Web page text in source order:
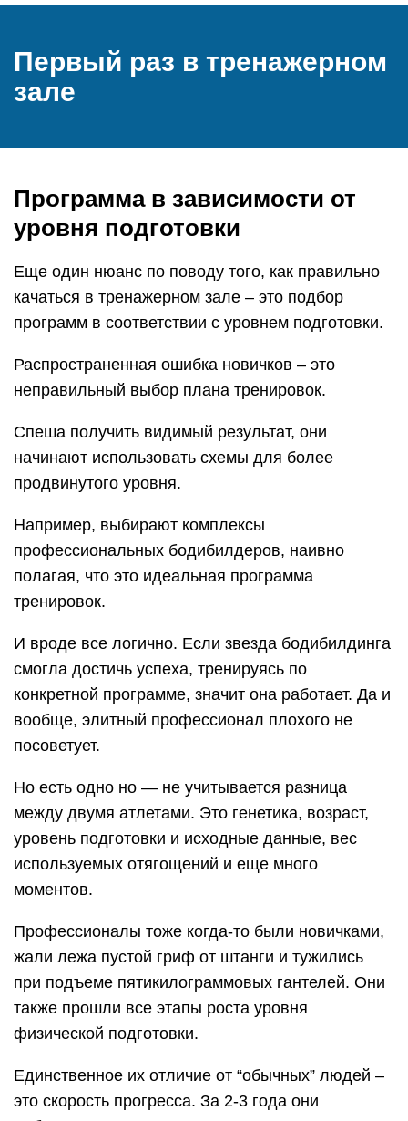
Первый раз в тренажерном
зале
Программа в зависимости от
уровня подготовки
Еще один нюанс по поводу того, как правильно
качаться в тренажерном зале – это подбор
программ в соответствии с уровнем подготовки.
Распространенная ошибка новичков – это
неправильный выбор плана тренировок.
Спеша получить видимый результат, они
начинают использовать схемы для более
продвинутого уровня.
Например, выбирают комплексы
профессиональных бодибилдеров, наивно
полагая, что это идеальная программа
тренировок.
И вроде все логично. Если звезда бодибилдинга
смогла достичь успеха, тренируясь по
конкретной программе, значит она работает. Да и
вообще, элитный профессионал плохого не
посоветует.
Но есть одно но — не учитывается разница
между двумя атлетами. Это генетика, возраст,
уровень подготовки и исходные данные, вес
используемых отягощений и еще много
моментов.
Профессионалы тоже когда-то были новичками,
жали лежа пустой гриф от штанги и тужились
при подъеме пятикилограммовых гантелей. Они
также прошли все этапы роста уровня
физической подготовки.
Единственное их отличие от “обычных” людей –
это скорость прогресса. За 2-3 года они